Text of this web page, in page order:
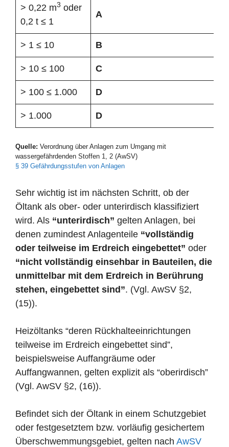
> 0,22 m3 oder
0,2 t ≤ 1
A
> 1 ≤ 10 B
> 10 ≤ 100 C
> 100 ≤ 1.000 D
> 1.000 D
Quelle: Verordnung über Anlagen zum Umgang mit
wassergefährdenden Stoffen 1, 2 (AwSV)
§ 39 Gefährdungsstufen von Anlagen
Sehr wichtig ist im nächsten Schritt, ob der
Öltank als ober- oder unterirdisch klassifiziert
wird. Als “unterirdisch” gelten Anlagen, bei
denen zumindest Anlagenteile “vollständig
oder teilweise im Erdreich eingebettet” oder
“nicht vollständig einsehbar in Bauteilen, die
unmittelbar mit dem Erdreich in Berührung
stehen, eingebettet sind”. (Vgl. AwSV §2,
(15)).
Heizöltanks “deren Rückhalteeinrichtungen
teilweise im Erdreich eingebettet sind”,
beispielsweise Auffangräume oder
Auffangwannen, gelten explizit als “oberirdisch”
(Vgl. AwSV §2, (16)).
Befindet sich der Öltank in einem Schutzgebiet
oder festgesetztem bzw. vorläufig gesichertem
Überschwemmungsgebiet, gelten nach AwSV